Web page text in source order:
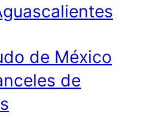
de México
de